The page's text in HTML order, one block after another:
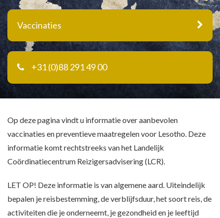
Vaccinaties
+31 (0)88 291 49 00
Op deze pagina vindt u informatie over aanbevolen
vaccinaties en preventieve maatregelen voor Lesotho. Deze
informatie komt rechtstreeks van het Landelijk
Coördinatiecentrum Reizigersadvisering (LCR).
LET OP! Deze informatie is van algemene aard. Uiteindelijk
bepalen je reisbestemming, de verblijfsduur, het soort reis, de
activiteiten die je onderneemt, je gezondheid en je leeftijd